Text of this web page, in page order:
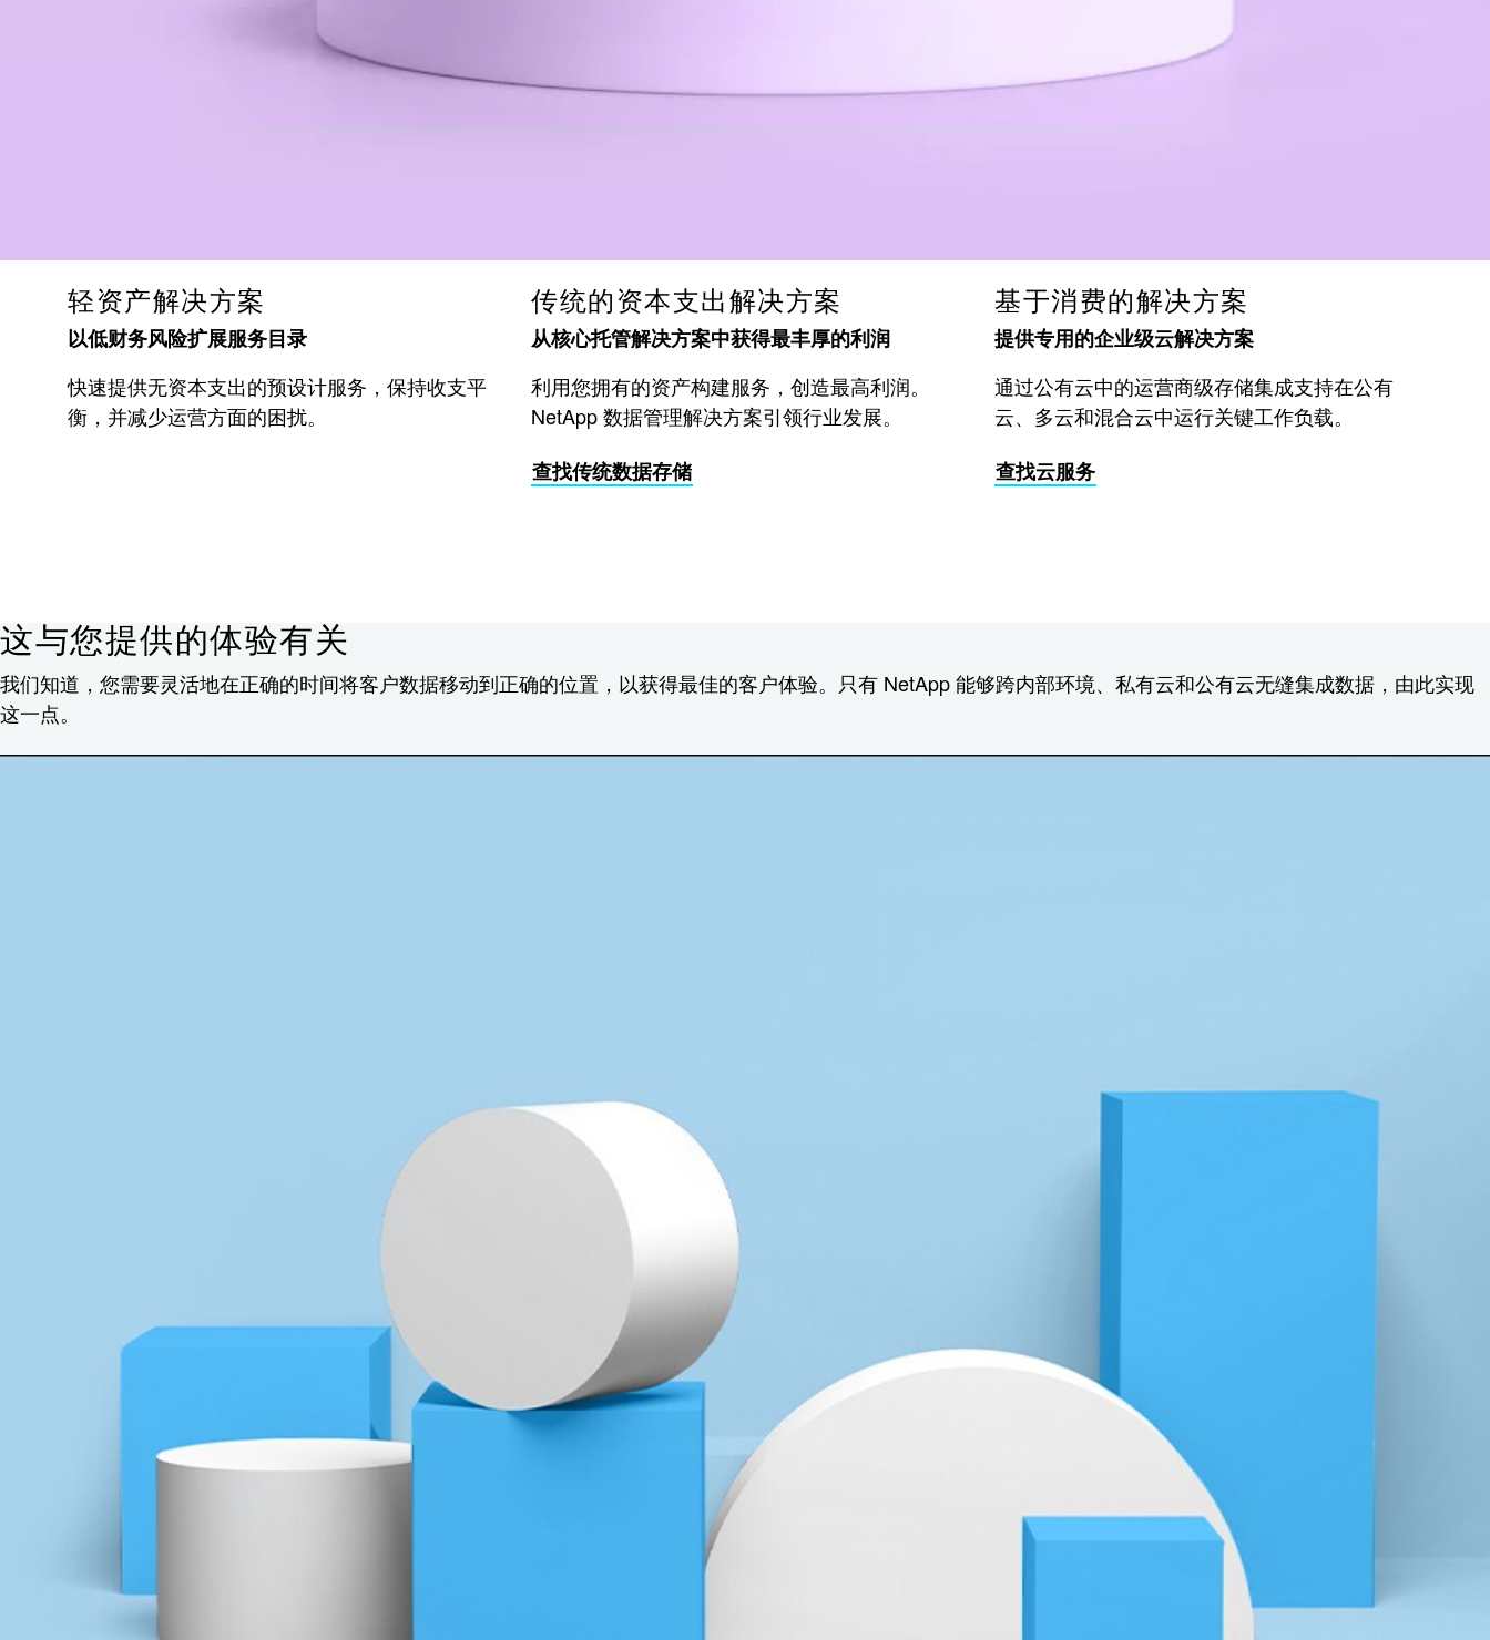
轻资产解决方案
以低财务风险扩展服务目录
快速提供无资本支出的预设计服务，保持收支平
衡，并减少运营方面的困扰。
传统的资本支出解决方案
从核心托管解决方案中获得最丰厚的利润
利用您拥有的资产构建服务，创造最高利润。
NetApp 数据管理解决方案引领行业发展。
查找传统数据存储
基于消费的解决方案
提供专用的企业级云解决方案
通过公有云中的运营商级存储集成支持在公有
云、多云和混合云中运行关键工作负载。
查找云服务
这与您提供的体验有关
我们知道，您需要灵活地在正确的时间将客户数据移动到正确的位置，以获得最佳的客户体验。只有 NetApp 能够跨内部环境、私有云和公有云无缝集成数据，由此实现
这一点。